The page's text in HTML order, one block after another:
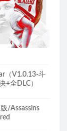
（V1.0.13-斗
+全DLC）
/Assassins